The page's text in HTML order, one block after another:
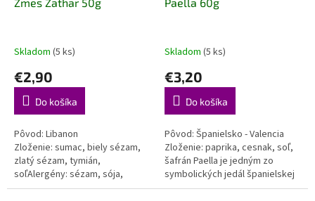
Skladom (5 ks)
€2,90
Do košíka
Pôvod: Libanon
Zloženie: sumac, biely sézam,
zlatý sézam, tymián,
soľAlergény: sézam, sója,
arašidy, mäkkýšeMnožstvo: 50g
Skladom (5 ks)
€3,20
Do košíka
Pôvod: Španielsko - Valencia
Zloženie: paprika, cesnak, soľ,
šafrán Paella je jedným zo
symbolických jedál španielskej
kuchyne. História paelly, ktorá